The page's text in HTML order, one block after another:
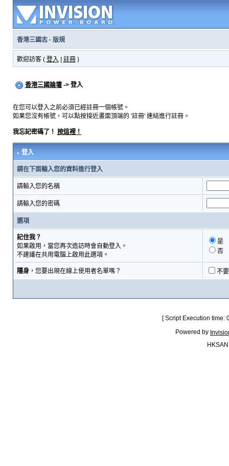
香港三國志· 版規
歡迎訪客 ( 登入 註冊)
香港三國論壇-> 登入
在您可以登入之前必須已經註冊一個帳號。
如果您沒有帳號，可以點按接近畫面頂端的 '註冊' 連結進行註冊。
我忘記密碼了！ 按這裡！
登入
請在下面輸入您的資料進行登入
請輸入您的名稱
請輸入您的密碼
選項
記住我？
如果啟用，當您再次造訪時會自動登入。
不建議在共用電腦上啟用此選項。
是
否
隱身，您要出現在線上使用者名單嗎？ 不
[ Script Execution
Powered by